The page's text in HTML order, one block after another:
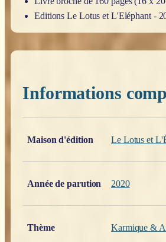
Editions Le Lotus et L'Eléphant -
Informations
Maison d'édition
Le Lotus et
Année de parution 2020
Thème Karmique &